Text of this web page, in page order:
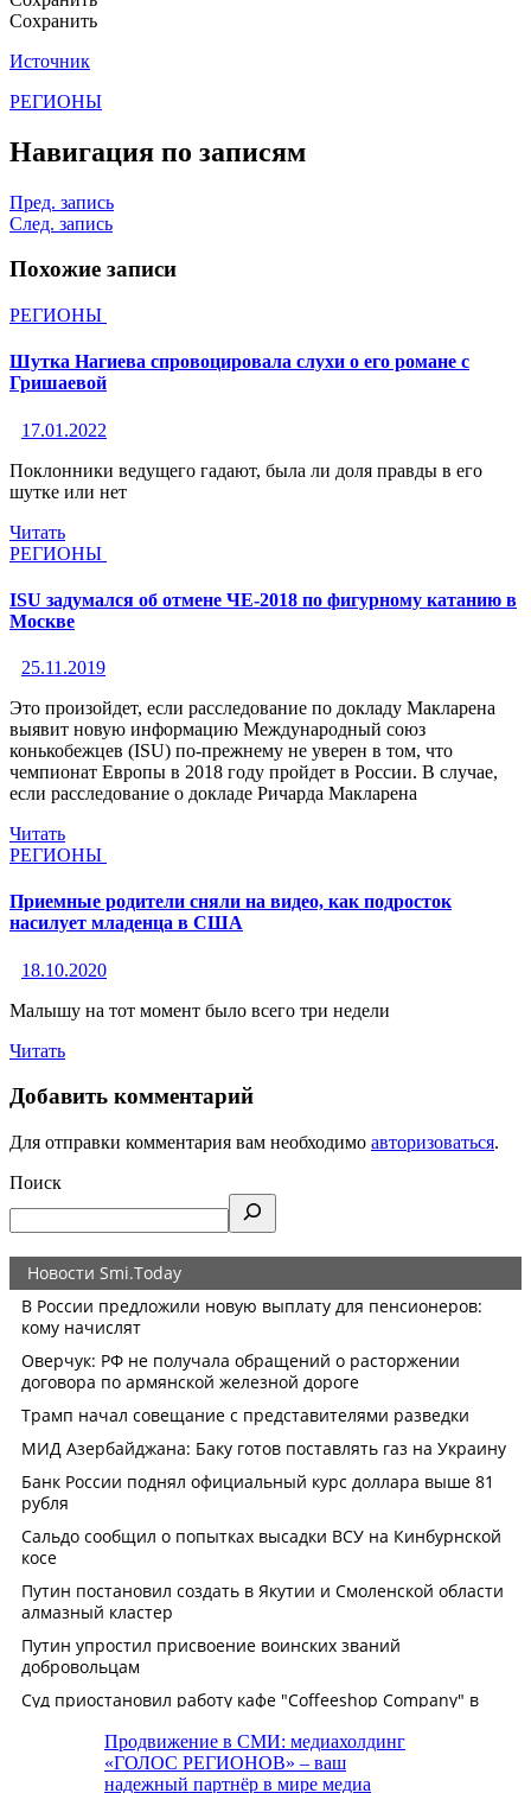
Сохранить
Источник
РЕГИОНЫ
Навигация по записям
Пред. запись
След. запись
Похожие записи
РЕГИОНЫ
Шутка Нагиева спровоцировала слухи о его романе с
Гришаевой
17.01.2022
Поклонники ведущего гадают, была ли доля правды в его
шутке или нет
Читать
РЕГИОНЫ
ISU задумался об отмене ЧЕ-2018 по фигурному катанию в
Москве
25.11.2019
Это произойдет, если расследование по докладу Макларена
выявит новую информацию Международный союз
конькобежцев (ISU) по-прежнему не уверен в том, что
чемпионат Европы в 2018 году пройдет в России. В случае,
если расследование о докладе Ричарда Макларена
Читать
РЕГИОНЫ
Приемные родители сняли на видео, как подросток
насилует младенца в США
18.10.2020
Малышу на тот момент было всего три недели
Читать
Добавить комментарий
Для отправки комментария вам необходимо авторизоваться.
Поиск
Продвижение в СМИ: медиахолдинг
«ГОЛОС РЕГИОНОВ» – ваш
надежный партнёр в мире медиа